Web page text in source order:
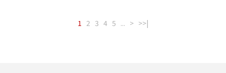
1 2 3 4 5 ... > >>|